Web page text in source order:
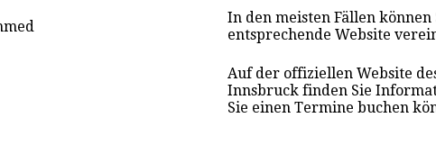
In den meisten Fällen
entsprechende Website
Auf der offiziellen Website
Innsbruck finden Sie
Sie einen Termine buchen